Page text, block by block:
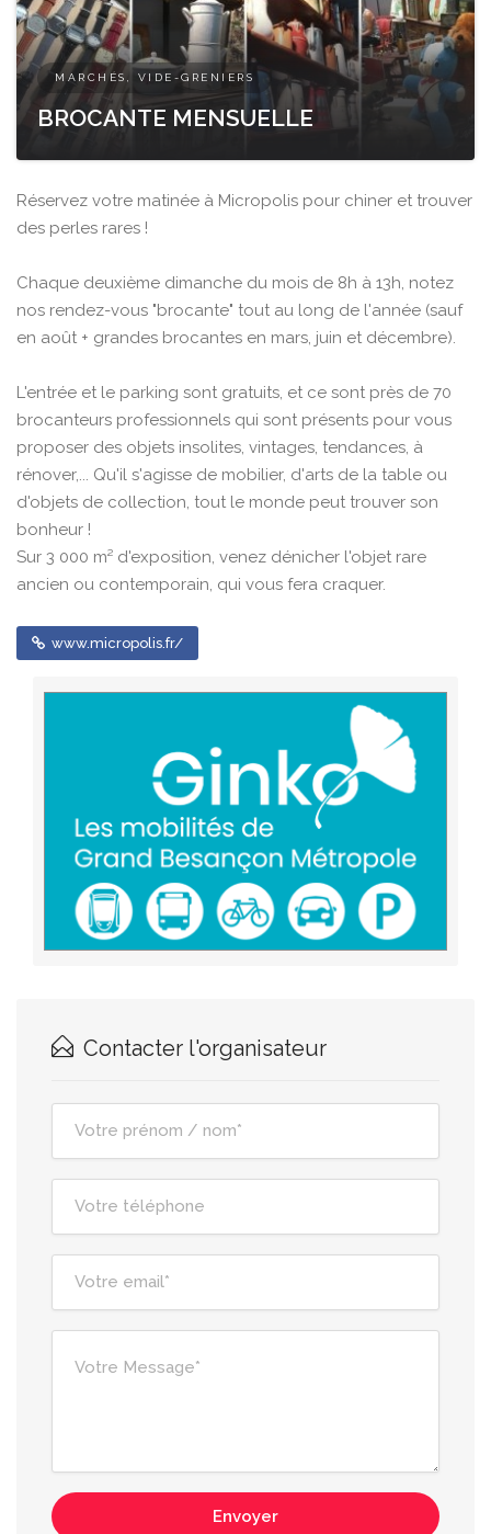
MARCHÉS, VIDE-GRENIERS
BROCANTE MENSUELLE
Réservez votre matinée à Micropolis pour chiner et trouver
des perles rares !
Chaque deuxième dimanche du mois de 8h à 13h, notez
nos rendez-vous "brocante" tout au long de l'année (sauf
en août + grandes brocantes en mars, juin et décembre).
L'entrée et le parking sont gratuits, et ce sont près de 70
brocanteurs professionnels qui sont présents pour vous
proposer des objets insolites, vintages, tendances, à
rénover,... Qu'il s'agisse de mobilier, d'arts de la table ou
d'objets de collection, tout le monde peut trouver son
bonheur !
Sur 3 000 m² d'exposition, venez dénicher l'objet rare
ancien ou contemporain, qui vous fera craquer.
www.micropolis.fr/
Contacter l'organisateur
Envoyer